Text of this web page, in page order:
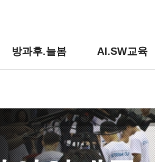
방과후.늘봄 AI.SW교육